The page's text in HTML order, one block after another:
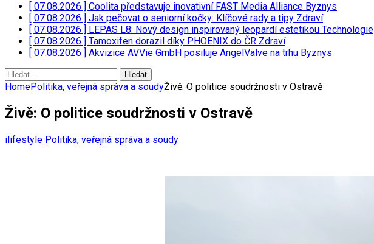
[ 07.08.2026 ] Coolita představuje inovativní FAST Media Alliance Byznys
[ 07.08.2026 ] Jak pečovat o seniorní kočky: Klíčové rady a tipy Zdraví
[ 07.08.2026 ] LEPAS L8: Nový design inspirovaný leopardí estetikou Technologie
[ 07.08.2026 ] Tamoxifen dorazil díky PHOENIX do ČR Zdraví
[ 07.08.2026 ] Akvizice AVVie GmbH posiluje AngelValve na trhu Byznys
Vyhledávání
HomePolitika, veřejná správa a soudyŽivě: O politice soudržnosti v Ostravě
Živě: O politice soudržnosti v Ostravě
ilifestyle Politika, veřejná správa a soudy